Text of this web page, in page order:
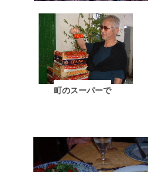
町のスーパーで